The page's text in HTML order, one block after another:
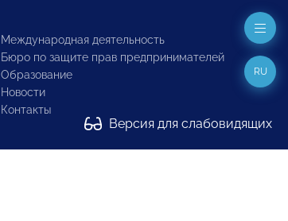
Международная деятельность
Бюро по защите прав предпринимателей
Образование
Новости
Контакты
Версия для слабовидящих
RU